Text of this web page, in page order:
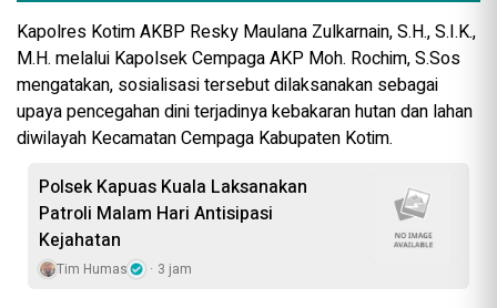
Kapolres Kotim AKBP Resky Maulana Zulkarnain, S.H., S.I.K.,
M.H. melalui Kapolsek Cempaga AKP Moh. Rochim, S.Sos
mengatakan, sosialisasi tersebut dilaksanakan sebagai
upaya pencegahan dini terjadinya kebakaran hutan dan lahan
diwilayah Kecamatan Cempaga Kabupaten Kotim.
Polsek Kapuas Kuala Laksanakan
Patroli Malam Hari Antisipasi
Kejahatan
Tim Humas 3 jam